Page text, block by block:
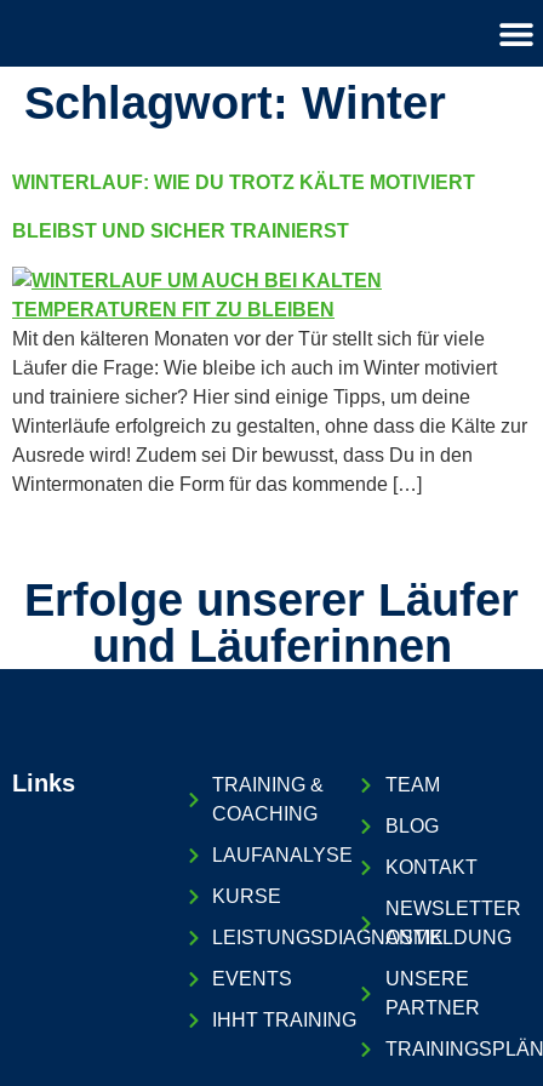
Schlagwort: Winter
WINTERLAUF: WIE DU TROTZ KÄLTE MOTIVIERT
BLEIBST UND SICHER TRAINIERST
Mit den kälteren Monaten vor der Tür stellt sich für viele
Läufer die Frage: Wie bleibe ich auch im Winter motiviert
und trainiere sicher? Hier sind einige Tipps, um deine
Winterläufe erfolgreich zu gestalten, ohne dass die Kälte zur
Ausrede wird! Zudem sei Dir bewusst, dass Du in den
Wintermonaten die Form für das kommende […]
Erfolge unserer Läufer
und Läuferinnen
Links
TRAINING &
COACHING
LAUFANALYSE
KURSE
LEISTUNGSDIAGNOSTIK
EVENTS
IHHT TRAINING
TEAM
BLOG
KONTAKT
NEWSLETTER
ANMELDUNG
UNSERE
PARTNER